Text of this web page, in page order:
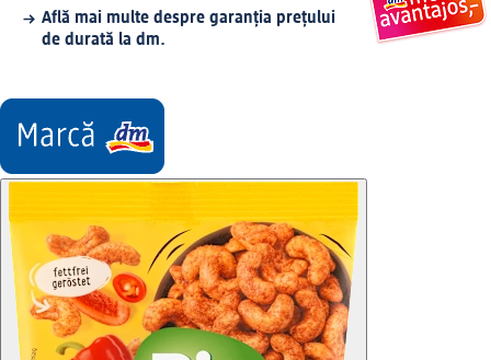
Află mai multe despre garanția prețului
de durată la dm.